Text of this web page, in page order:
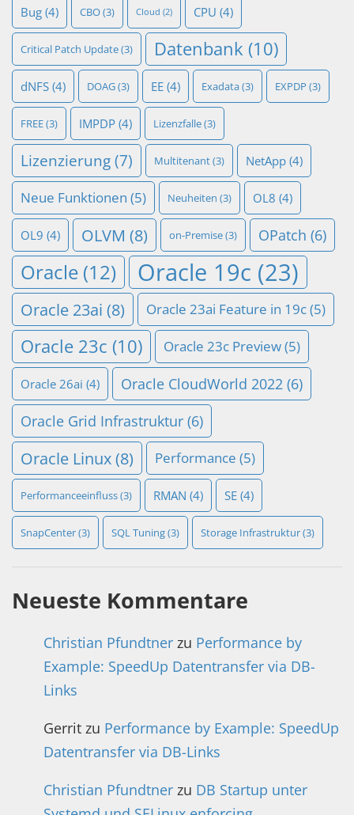
Bug (4) CBO(3) Cloud (2) CPU (4)
Critical Patch Update(3) Datenbank (10)
dNFS (4) DOAG(3) EE (4) Exadata(3) EXPDP (3)
FREE(3) IMPDP (4) Lizenzfalle(3)
Lizenzierung(7) Multitenant(3) NetApp (4)
Neue Funktionen (5) Neuheiten (3) OL8 (4)
OL9 (4) OLVM (8) on-Premise(3) OPatch (6)
Oracle (12) Oracle 19c (23)
Oracle 23ai (8) Oracle 23ai Feature in 19c(5)
Oracle 23c (10) Oracle 23c Preview(5)
Oracle 26ai (4) Oracle CloudWorld 2022 (6)
Oracle Grid Infrastruktur (6)
Oracle Linux(8) Performance (5)
Performanceeinfluss(3) RMAN (4) SE (4)
SnapCenter(3) SQL Tuning(3) Storage Infrastruktur(3)
Neueste Kommentare
Christian Pfundtner zu Performance by
Example: SpeedUp Datentransfer via DB-
Links
Gerrit zu Performance by Example: SpeedUp
Datentransfer via DB-Links
Christian Pfundtner zu DB Startup unter